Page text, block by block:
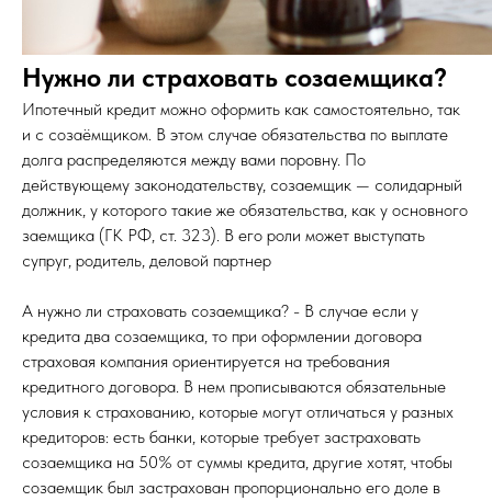
Нужно ли страховать созаемщика?
Ипотечный кредит можно оформить как самостоятельно, так
и с созаёмщиком. В этом случае обязательства по выплате
долга распределяются между вами поровну. По
действующему законодательству, созаемщик — солидарный
должник, у которого такие же обязательства, как у основного
заемщика (ГК РФ, ст. 323). В его роли может выступать
супруг, родитель, деловой партнер
А нужно ли страховать созаемщика? - В случае если у
кредита два созаемщика, то при оформлении договора
страховая компания ориентируется на требования
кредитного договора. В нем прописываются обязательные
условия к страхованию, которые могут отличаться у разных
кредиторов: есть банки, которые требует застраховать
созаемщика на 50% от суммы кредита, другие хотят, чтобы
созаемщик был застрахован пропорционально его доле в